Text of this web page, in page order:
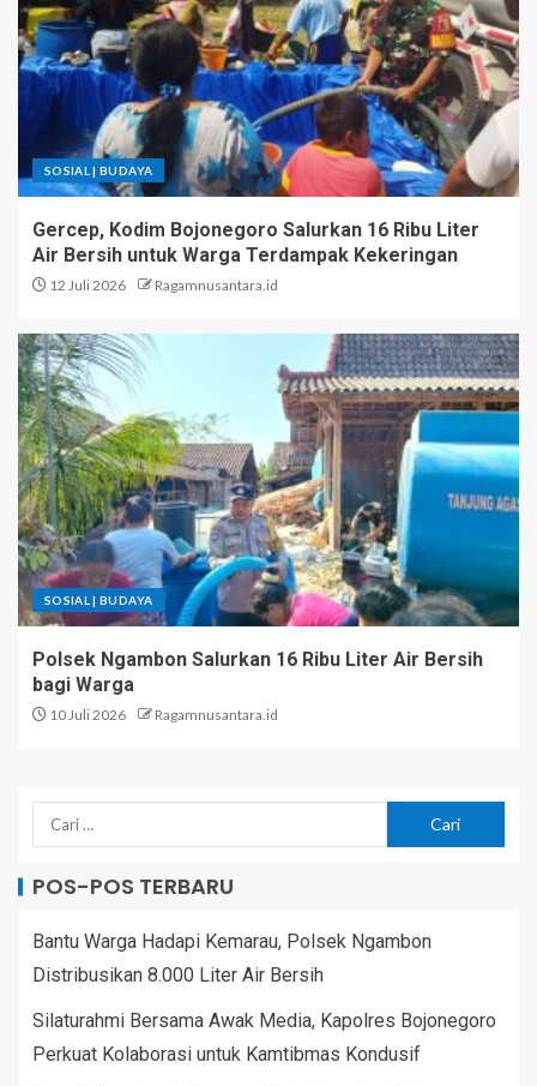
SOSIAL | BUDAYA
Gercep, Kodim Bojonegoro Salurkan 16 Ribu Liter
Air Bersih untuk Warga Terdampak Kekeringan
12 Juli 2026 Ragamnusantara.id
SOSIAL | BUDAYA
Polsek Ngambon Salurkan 16 Ribu Liter Air Bersih
bagi Warga
10 Juli 2026 Ragamnusantara.id
POS-POS TERBARU
Bantu Warga Hadapi Kemarau, Polsek Ngambon
Distribusikan 8.000 Liter Air Bersih
Silaturahmi Bersama Awak Media, Kapolres Bojonegoro
Perkuat Kolaborasi untuk Kamtibmas Kondusif